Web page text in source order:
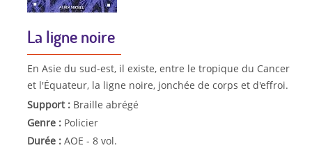
La ligne noire
En Asie du sud-est, il existe, entre le tropique du Cancer
et l'Équateur, la ligne noire, jonchée de corps et d'effroi.
Support : Braille abrégé
Genre : Policier
Durée : AOE - 8 vol.